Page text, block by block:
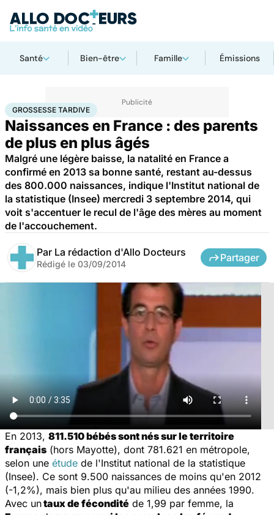
Santé Bien-être Famille Émissions
AccueilFamilleGrossesseGrossesse tardive
GROSSESSE TARDIVE
Naissances en France : des parents
de plus en plus âgés
Malgré une légère baisse, la natalité en France a
confirmé en 2013 sa bonne santé, restant au-dessus
des 800.000 naissances, indique l'Institut national de
la statistique (Insee) mercredi 3 septembre 2014, qui
voit s'accentuer le recul de l'âge des mères au moment
de l'accouchement.
Par La rédaction d'Allo Docteurs
Rédigé le 03/09/2014
Partager
En 2013, 811.510 bébés sont nés sur le territoire
français (hors Mayotte), dont 781.621 en métropole,
selon une étude de l'Institut national de la statistique
(Insee). Ce sont 9.500 naissances de moins qu'en 2012
(-1,2%), mais bien plus qu'au milieu des années 1990.
Avec untaux de fécondité de 1,99 par femme, la